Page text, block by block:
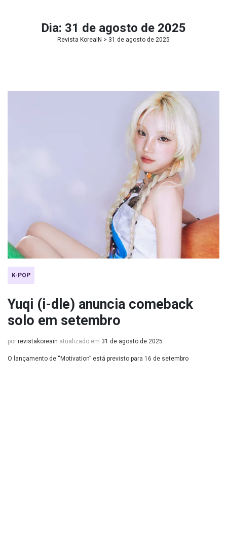
Dia: 31 de agosto de 2025
Revista KoreaIN > 31 de agosto de 2025
K-POP
Yuqi (i-dle) anuncia comeback
solo em setembro
por revistakoreain atualizado em 31 de agosto de 2025
O lançamento de “Motivation” está previsto para 16 de setembro